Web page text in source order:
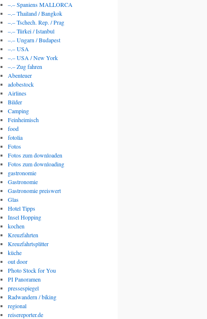
–.– Spaniens MALLORCA
–.– Thailand / Bangkok
–.– Tschech. Rep. / Prag
–.– Türkei / Istanbul
–.– Ungarn / Budapest
–.– USA
–.– USA / New York
–.– Zug fahren
Abenteuer
adobestock
Airlines
Bilder
Camping
Feinheimisch
food
fotolia
Fotos
Fotos zum downloaden
Fotos zum downloading
gastronomie
Gastronomie
Gastronomie preiswert
Glas
Hotel Tipps
Insel Hopping
kochen
Kreuzfahrten
Kreuzfahrtsplitter
küche
out door
Photo Stock for You
PI Panoramen
pressespiegel
Radwandern / biking
regional
reisereporter.de